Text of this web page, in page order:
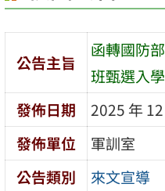
區
公告主旨
函轉國防
班甄選入
發佈日期
2025 年
發佈單位
軍訓室
公告類別
來文宣導